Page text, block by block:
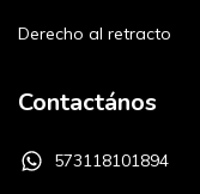
Derecho al retracto
Contactános
573118101894